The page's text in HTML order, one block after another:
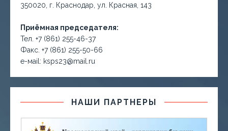
350020, г. Краснодар, ул. Красная, 143
Приёмная председателя:
Тел. +7 (861) 255-46-37
Факс. +7 (861) 255-50-66
е-маil: ksps23@mail.ru
НАШИ ПАРТНЕРЫ